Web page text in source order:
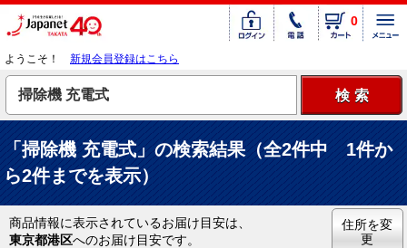
0
ようこそ！ 新規会員登録はこちら
「掃除機 充電式」の検索結果（全2件中 1件か
ら2件までを表示）
商品情報に表示されているお届け目安は、
東京都港区へのお届け目安です。
住所を変
更